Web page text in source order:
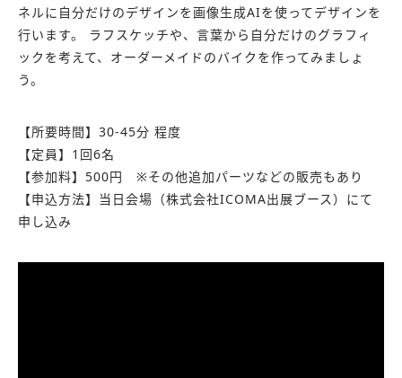
ネルに自分だけのデザインを画像生成AIを使ってデザインを
行います。 ラフスケッチや、言葉から自分だけのグラフィ
ックを考えて、オーダーメイドのバイクを作ってみましょ
う。
【所要時間】30-45分 程度
【定員】1回6名
【参加料】500円 ※その他追加パーツなどの販売もあり
【申込方法】当日会場（株式会社ICOMA出展ブース）にて
申し込み